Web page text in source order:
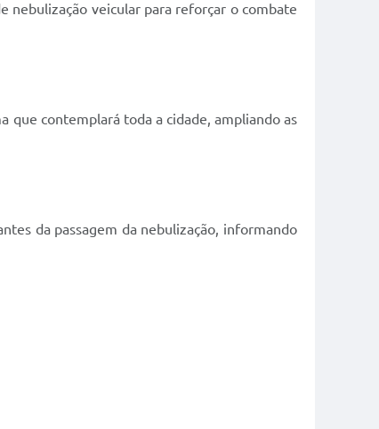
nebulização veicular para reforçar o combate
que contemplará toda a cidade, ampliando as
da passagem da nebulização, informando